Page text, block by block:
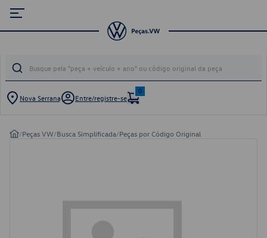
Nova Serrana Entre/registre-se
0
/Peças VW/Busca Simplificada/Peças por Código Original